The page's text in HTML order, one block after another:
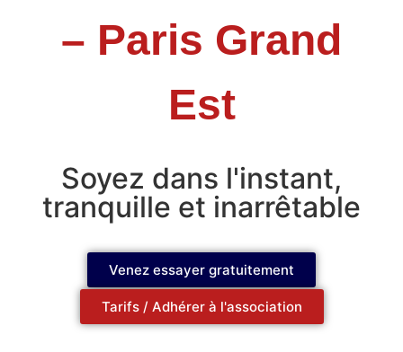
– Paris Grand
Est
Soyez dans l'instant,
tranquille et inarrêtable
Venez essayer gratuitement
Tarifs / Adhérer à l'association